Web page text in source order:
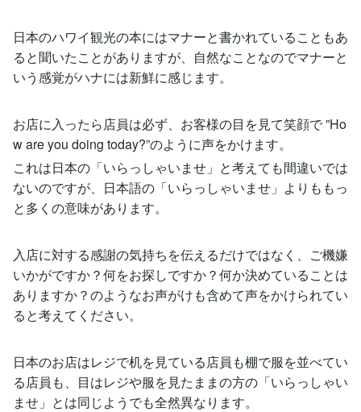
日本のハワイ観光の本にはマナーと書かれていることもあ
ると聞いたことがありますが、自然なことなのでマナーと
いう感覚がハナには新鮮に感じます。
お店に入ったら店員は必ず、お客様の目を見て笑顔で ”Ho
w are you doing today?”のように声をかけます。
これは日本の「いらっしゃいませ」と考えても間違いでは
ないのですが、日本語の「いらっしゃいませ」よりももっ
と多くの意味があります。
入店に対する感謝の気持ちを伝えるだけではなく、ご機嫌
いかがですか？何をお探しですか？何か決めていることは
ありますか？のようなお声がけも含めて声をかけられてい
ると考えてください。
日本のお店はレジで机を見ている店員も棚で服を並べてい
る店員も、目はレジや服を見たままの方の「いらっしゃい
ませ」とは同じようでも全然異なります。